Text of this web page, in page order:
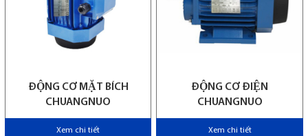
ĐỘNG CƠ MẶT BÍCH
CHUANGNUO
Xem chi tiết
ĐỘNG CƠ ĐIỆN
CHUANGNUO
Xem chi tiết